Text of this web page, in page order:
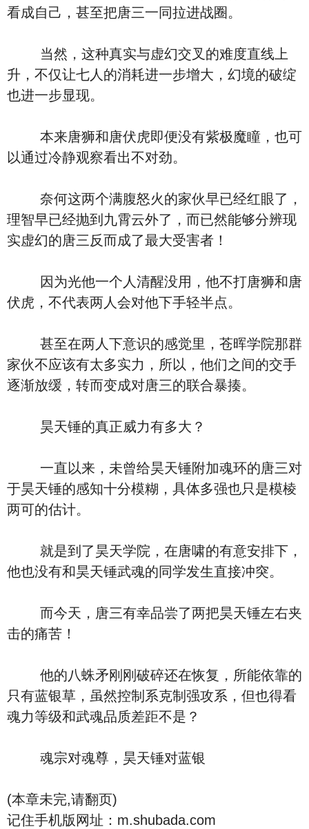
看成自己，甚至把唐三一同拉进战圈。
当然，这种真实与虚幻交叉的难度直线上
升，不仅让七人的消耗进一步增大，幻境的破绽
也进一步显现。
本来唐狮和唐伏虎即便没有紫极魔瞳，也可
以通过冷静观察看出不对劲。
奈何这两个满腹怒火的家伙早已经红眼了，
理智早已经抛到九霄云外了，而已然能够分辨现
实虚幻的唐三反而成了最大受害者！
因为光他一个人清醒没用，他不打唐狮和唐
伏虎，不代表两人会对他下手轻半点。
甚至在两人下意识的感觉里，苍晖学院那群
家伙不应该有太多实力，所以，他们之间的交手
逐渐放缓，转而变成对唐三的联合暴揍。
昊天锤的真正威力有多大？
一直以来，未曾给昊天锤附加魂环的唐三对
于昊天锤的感知十分模糊，具体多强也只是模棱
两可的估计。
就是到了昊天学院，在唐啸的有意安排下，
他也没有和昊天锤武魂的同学发生直接冲突。
而今天，唐三有幸品尝了两把昊天锤左右夹
击的痛苦！
他的八蛛矛刚刚破碎还在恢复，所能依靠的
只有蓝银草，虽然控制系克制强攻系，但也得看
魂力等级和武魂品质差距不是？
魂宗对魂尊，昊天锤对蓝银
(本章未完,请翻页)
记住手机版网址：m.shubada.com